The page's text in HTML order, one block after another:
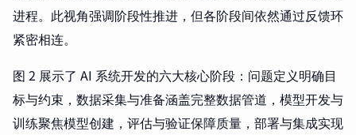
进程。此视角强调阶段性推进，但各阶段间依然通过反馈环
紧密相连。
图 2 展示了 AI 系统开发的六大核心阶段：问题定义明确目
标与约束，数据采集与准备涵盖完整数据管道，模型开发与
训练聚焦模型创建，评估与验证保障质量，部署与集成实现